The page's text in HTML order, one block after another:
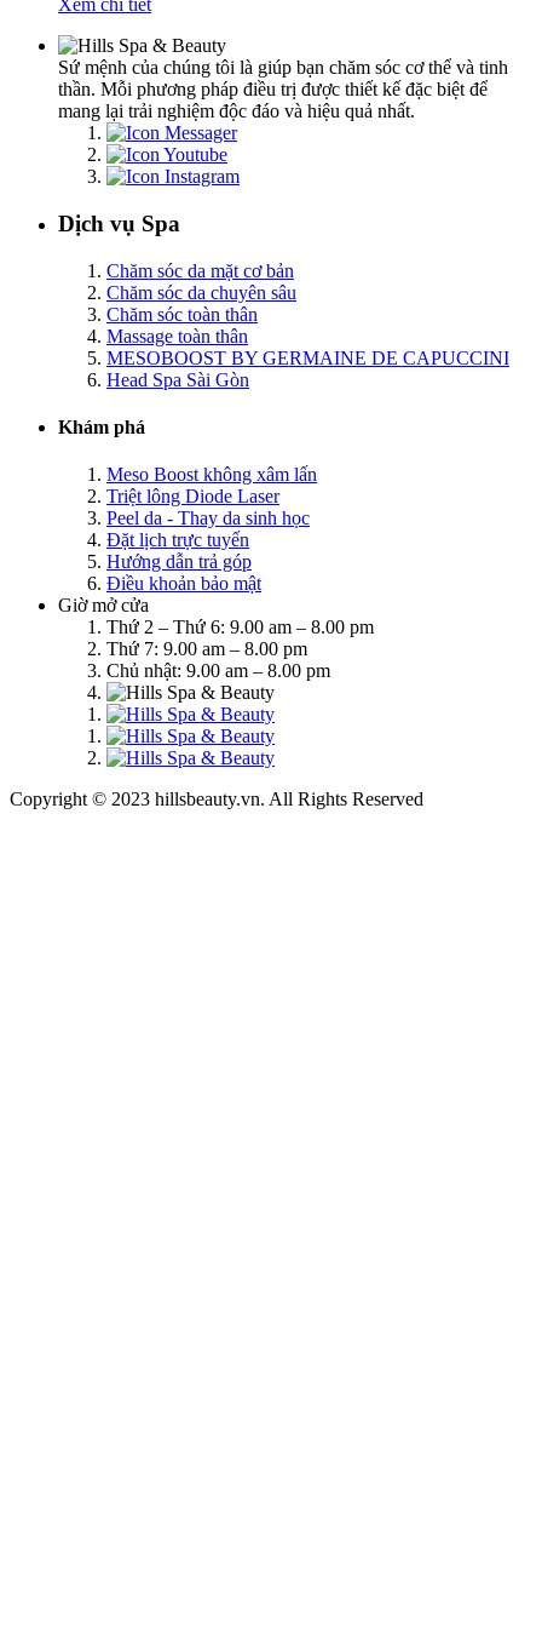
Xem chi tiết
Sứ mệnh của chúng tôi là giúp bạn chăm sóc cơ thể và tinh
thần. Mỗi phương pháp điều trị được thiết kế đặc biệt để
mang lại trải nghiệm độc đáo và hiệu quả nhất.
Dịch vụ Spa
Chăm sóc da mặt cơ bản
Chăm sóc da chuyên sâu
Chăm sóc toàn thân
Massage toàn thân
MESOBOOST BY GERMAINE DE CAPUCCINI
Head Spa Sài Gòn
Khám phá
Meso Boost không xâm lấn
Triệt lông Diode Laser
Peel da - Thay da sinh học
Đặt lịch trực tuyến
Hướng dẫn trả góp
Điều khoản bảo mật
Giờ mở cửa
Thứ 2 – Thứ 6: 9.00 am – 8.00 pm
Thứ 7: 9.00 am – 8.00 pm
Chủ nhật: 9.00 am – 8.00 pm
Copyright © 2023 hillsbeauty.vn. All Rights Reserved